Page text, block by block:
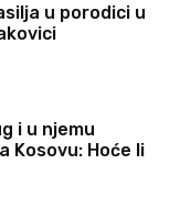
u porodici u
i u njemu
Kosovu: Hoće li